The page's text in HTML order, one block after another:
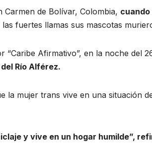
de Bolívar, Colombia,
fuertes llamas sus mascotas
“Caribe Afirmativo”, en la noche del
Río Alférez.
la mujer trans vive en una situación
y vive en un hogar humilde”,